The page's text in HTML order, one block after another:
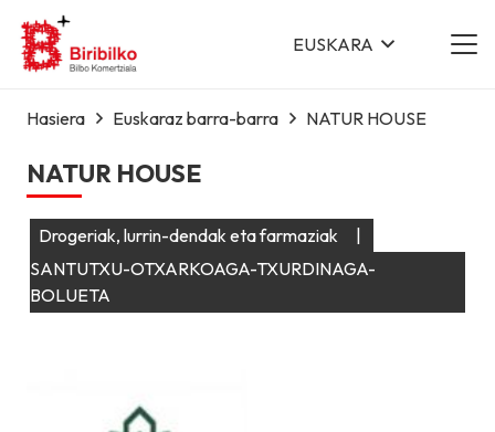
EUSKARA
Hasiera Euskaraz barra-barra NATUR HOUSE
NATUR HOUSE
Drogeriak, lurrin-dendak eta farmaziak
|
SANTUTXU-OTXARKOAGA-TXURDINAGA-
BOLUETA